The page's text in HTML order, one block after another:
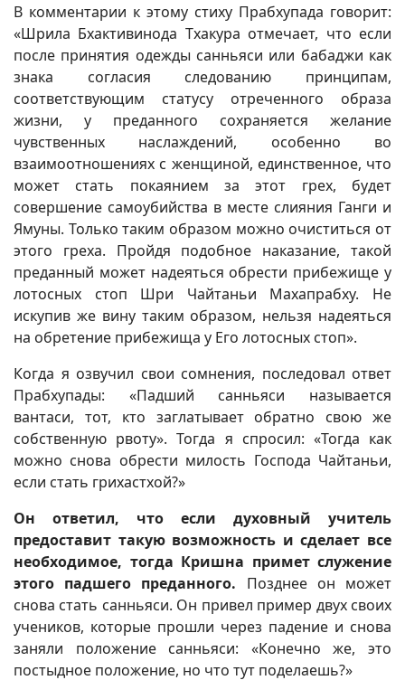
В комментарии к этому стиху Прабхупада говорит:
«Шрила Бхактивинода Тхакура отмечает, что если
после принятия одежды санньяси или бабаджи как
знака согласия следованию принципам,
соответствующим статусу отреченного образа
жизни, у преданного сохраняется желание
чувственных наслаждений, особенно во
взаимоотношениях с женщиной, единственное, что
может стать покаянием за этот грех, будет
совершение самоубийства в месте слияния Ганги и
Ямуны. Только таким образом можно очиститься от
этого греха. Пройдя подобное наказание, такой
преданный может надеяться обрести прибежище у
лотосных стоп Шри Чайтаньи Махапрабху. Не
искупив же вину таким образом, нельзя надеяться
на обретение прибежища у Его лотосных стоп».
Когда я озвучил свои сомнения, последовал ответ
Прабхупады: «Падший санньяси называется
вантаси, тот, кто заглатывает обратно свою же
собственную рвоту». Тогда я спросил: «Тогда как
можно снова обрести милость Господа Чайтаньи,
если стать грихастхой?»
Он ответил, что если духовный учитель
предоставит такую возможность и сделает все
необходимое, тогда Кришна примет служение
этого падшего преданного. Позднее он может
снова стать санньяси. Он привел пример двух своих
учеников, которые прошли через падение и снова
заняли положение санньяси: «Конечно же, это
постыдное положение, но что тут поделаешь?»